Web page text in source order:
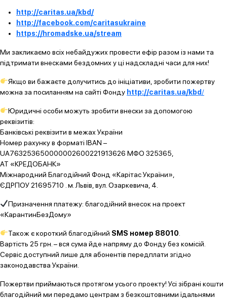
http://caritas.ua/kbd/
http://facebook.com/caritasukraine
https://hromadske.ua/stream
Ми закликаємо всіх небайдужих провести ефір разом із нами та
підтримати внесками бездомних у ці надскладні часи для них!
Якщо ви бажаєте долучитись до ініціативи, зробити пожертву
можна за посиланням на сайті Фонду http://caritas.ua/kbd /
Юридичні особи можуть зробити внески за допомогою
реквізитів:
Банківські реквізити в межах України
Номер рахунку в форматі IBAN –
UA763253650000002600221913626 МФО 325365,
АТ «КРЕДОБАНК»
Міжнародний Благодійний Фонд «Карітас України»,
ЄДРПОУ 21695710 . м. Львів, вул. Озаркевича, 4.
Призначення платежу: благодійний внесок на проект
«КарантинБезДому»
Також є короткий благодійний SMS номер 88010
Вартість 25 грн. – вся сума йде напряму до Фонду без комісій.
Сервіс доступний лише для абонентів передплати згідно
законодавства України.
Пожертви приймаються протягом усього проекту! Усі зібрані кошти
благодійний ми передамо центрам з безкоштовними їдальнями